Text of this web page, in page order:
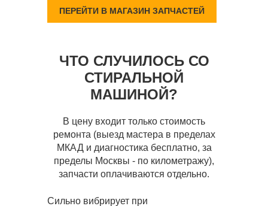
ПЕРЕЙТИ В МАГАЗИН ЗАПЧАСТЕЙ
ЧТО СЛУЧИЛОСЬ СО
СТИРАЛЬНОЙ
МАШИНОЙ?
В цену входит только стоимость
ремонта (выезд мастера в пределах
МКАД и диагностика бесплатно, за
пределы Москвы - по километражу),
запчасти оплачиваются отдельно.
Сильно вибрирует при